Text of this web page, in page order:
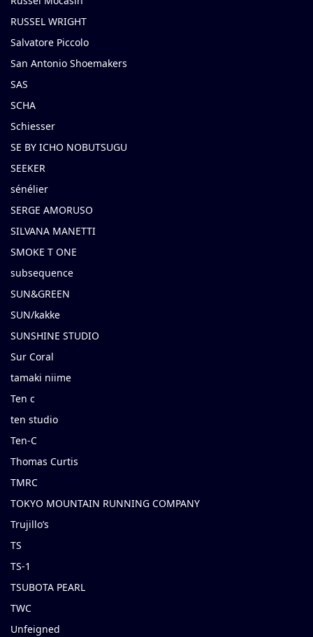
RUSSEL WRIGHT
Salvatore Piccolo
San Antonio Shoemakers
SAS
SCHA
Schiesser
SE BY ICHO NOBUTSUGU
SEEKER
sénélier
SERGE AMORUSO
SILVANA MANETTI
SMOKE T ONE
subsequence
SUN&GREEN
SUN/kakke
SUNSHINE STUDIO
Sur Coral
tamaki niime
Ten c
ten studio
Ten-C
Thomas Curtis
TMRC
TOKYO MOUNTAIN RUNNING COMPANY
Trujillo’s
TS
TS-1
TSUBOTA PEARL
TWC
Unfeigned